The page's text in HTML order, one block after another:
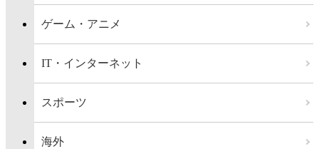
ゲーム・アニメ
IT・インターネット
スポーツ
海外